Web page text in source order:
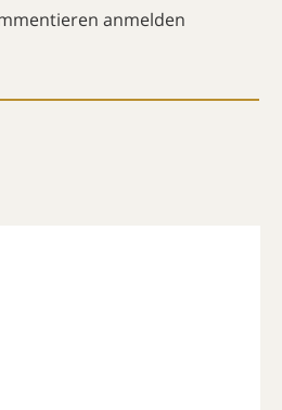
anmelden